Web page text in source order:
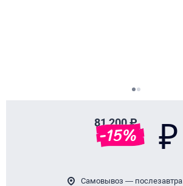
81 200 ₽
-15% ₽
Самовывоз — послезавтра